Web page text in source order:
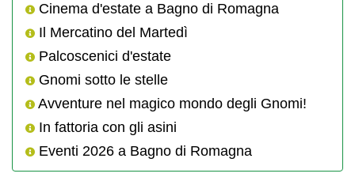
Cinema d'estate a Bagno di Romagna
Il Mercatino del Martedì
Palcoscenici d'estate
Gnomi sotto le stelle
Avventure nel magico mondo degli Gnomi!
In fattoria con gli asini
Eventi 2026 a Bagno di Romagna